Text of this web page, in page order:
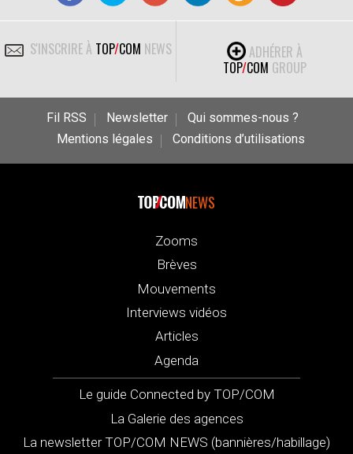
S'INSCRIRE À TOP/COM NEWS
ADHÉRER À
TOP/COM GROUP
Fil RSS Newsletter
Qui sommes-nous ?
Mentions légales
Conditions d’utilisations
NEWS
Zooms
Brèves
Mouvements
Interviews vidéos
Articles
Agenda
Le guide Connected by TOP/COM
La Galerie des agences
La newsletter TOP/COM NEWS (bannières/habillage)